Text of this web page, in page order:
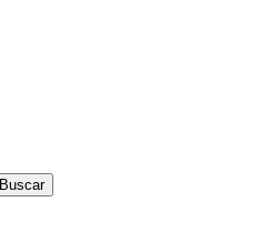
Buscar